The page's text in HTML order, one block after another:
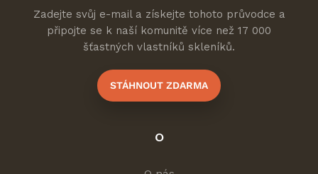
Zadejte svůj e-mail a získejte tohoto průvodce a
připojte se k naší komunitě více než 17 000
šťastných vlastníků skleníků.
STÁHNOUT ZDARMA
O